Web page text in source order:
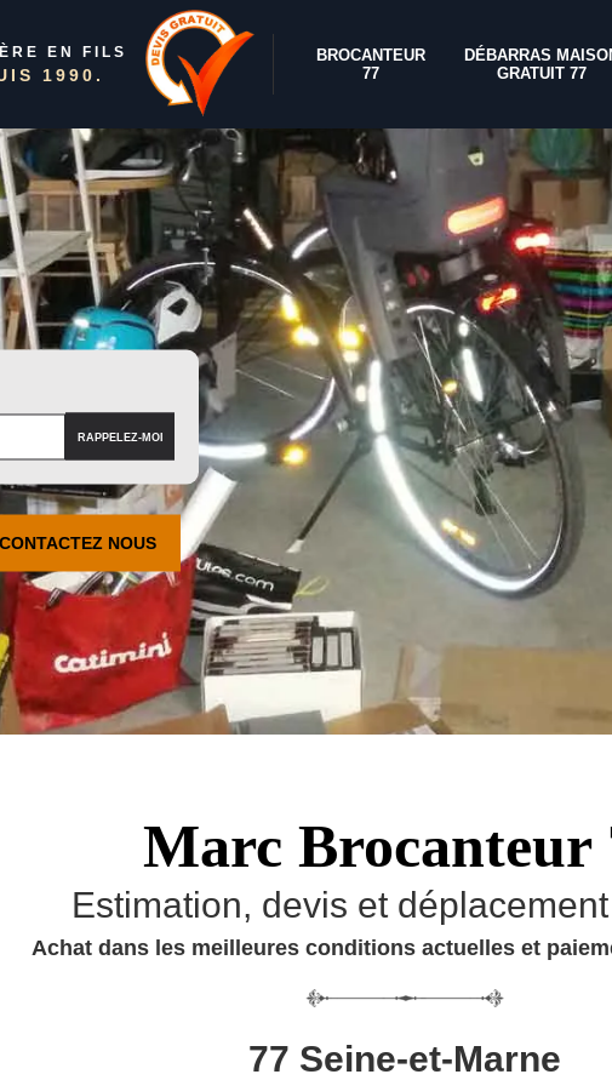
EN FILS
1990.
BROCANTEUR
77
DÉBARRAS
GRATUIT 77
CONTACTEZ NOUS
Marc Brocanteur
Estimation, devis et
Achat dans les meilleures conditions actuelles et
77 Seine-et-Marne